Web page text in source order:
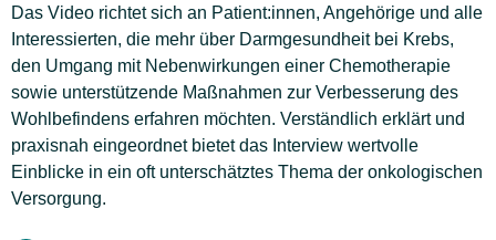
Das Video richtet sich an Patient:innen, Angehörige und alle
Interessierten, die mehr über Darmgesundheit bei Krebs,
den Umgang mit Nebenwirkungen einer Chemotherapie
sowie unterstützende Maßnahmen zur Verbesserung des
Wohlbefindens erfahren möchten. Verständlich erklärt und
praxisnah eingeordnet bietet das Interview wertvolle
Einblicke in ein oft unterschätztes Thema der onkologischen
Versorgung.